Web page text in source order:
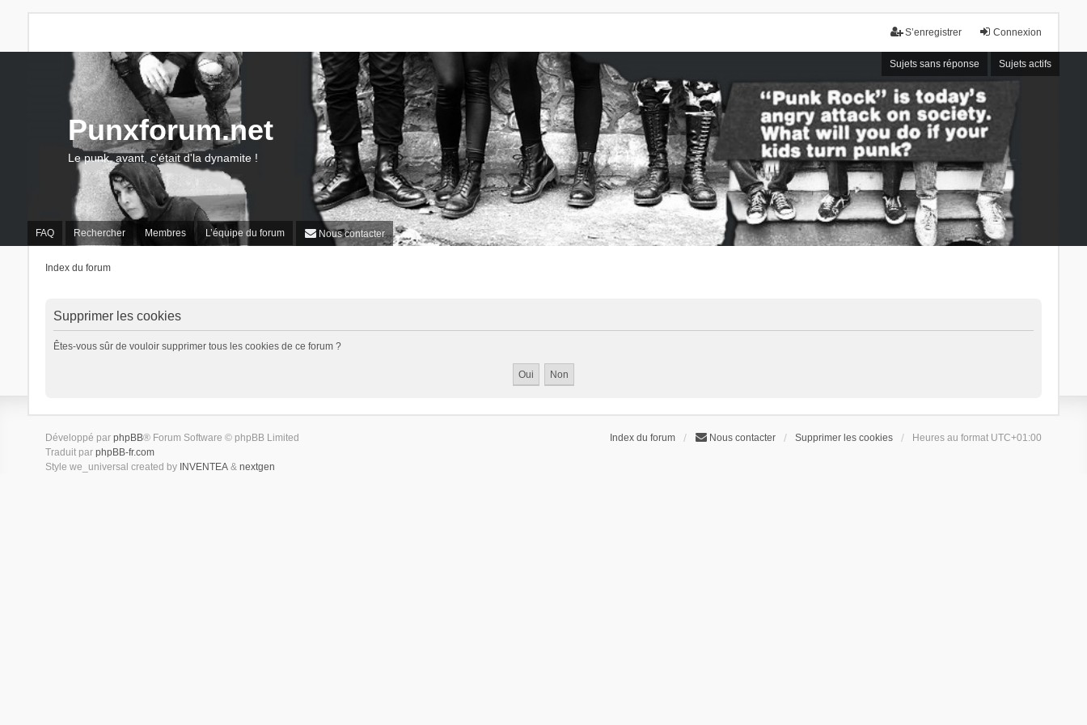
Connexion
S’enregistrer
Sujets sans réponse Sujets actifs
FAQ Rechercher Membres L’équipe du forum Nous contacter
Punxforum.net
Le punk, avant, c'était d'la dynamite !
Index du forum
Supprimer les cookies
Êtes-vous sûr de vouloir supprimer tous les cookies de ce forum ?
Index du forum Nous contacter Supprimer les cookies Heures au format UTC+01:00
Développé par phpBB® Forum Software © phpBB Limited
Traduit par phpBB-fr.com
Style we_universal created by INVENTEA& nextgen